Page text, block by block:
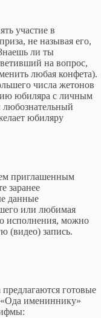
участие в
не называя его,
ли ты
на вопрос,
любая конфета).
числа жетонов
юбиляра с личным
юбиляру
приглашенным
заранее
данные
или любимая
исполнения, можно
(видео) запись.
готовые
имениннику»